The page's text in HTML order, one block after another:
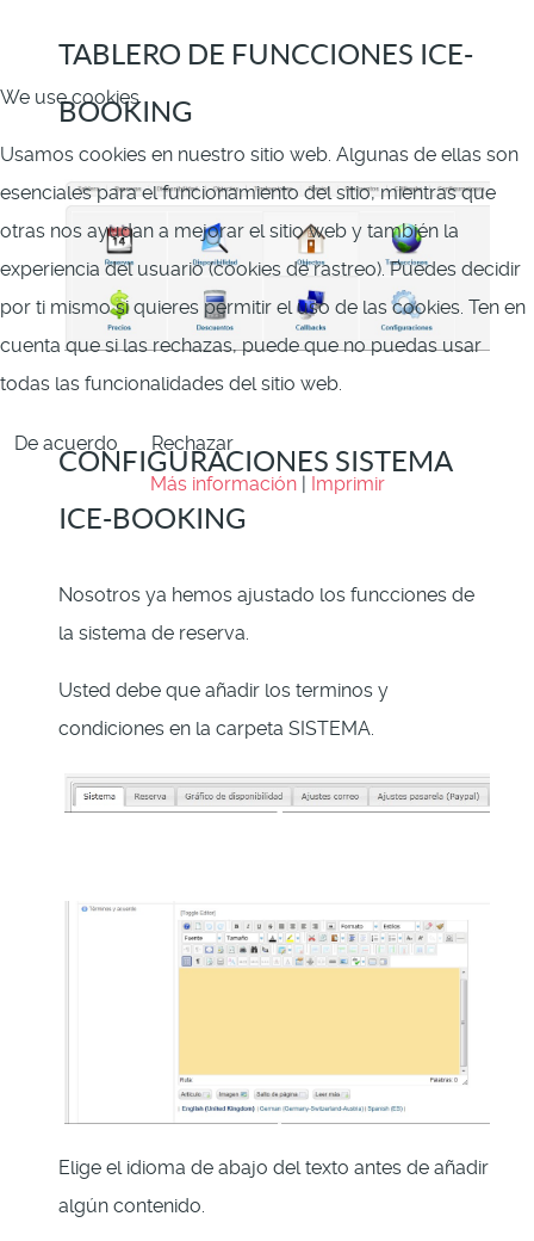
TABLERO DE FUNCCIONES ICE-
BOOKING
CONFIGURACIONES SISTEMA
ICE-BOOKING
Nosotros ya hemos ajustado los funcciones de
la sistema de reserva.
Usted debe que añadir los terminos y
condiciones en la carpeta SISTEMA.
Elige el idioma de abajo del texto antes de añadir
algún contenido.
We use cookies
Usamos cookies en nuestro sitio web. Algunas de ellas son
esenciales para el funcionamiento del sitio, mientras que
otras nos ayudan a mejorar el sitio web y también la
experiencia del usuario (cookies de rastreo). Puedes decidir
por ti mismo si quieres permitir el uso de las cookies. Ten en
cuenta que si las rechazas, puede que no puedas usar
todas las funcionalidades del sitio web.
De acuerdo
Rechazar
Más información| Imprimir